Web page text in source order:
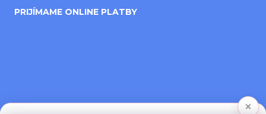
PRIJÍMAME ONLINE PLATBY
×